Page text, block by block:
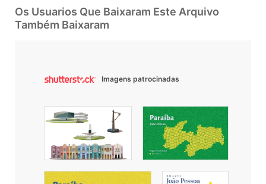
Os Usuarios Que Baixaram Este Arquivo
Também Baixaram
Imagens patrocinadas